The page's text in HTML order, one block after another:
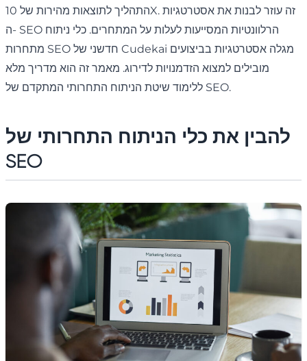
התהליך לתוצאות מהירות של 10X. זה עוזר לבנות את אסטרטגיות
ה- SEO הרלוונטיות המסייעות לעלות על המתחרים. כלי ניתוח
מתחרות SEO חדשני של Cudekai מגלה אסטרטגיות בביצועים
מובילים למצוא הזדמנויות לדירוג. מאמר זה הוא מדריך מלא
ללימוד שיטת הניתוח התחרותי המתקדם של SEO.
להבין את כלי הניתוח התחרותי של
SEO